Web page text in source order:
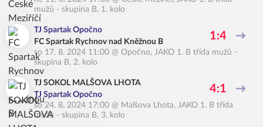
mužů - skupina B, 1. kolo
TJ Spartak Opočno
FC Spartak Rychnov nad Kněžnou B
1:4
so 17. 8. 2024 11:00 @ Opočno, JAKO 1. B třída mužů -
skupina B, 2. kolo
TJ SOKOL MALŠOVA LHOTA
TJ Spartak Opočno
4:1
so 24. 8. 2024 17:00 @ Malšova Lhota, JAKO 1. B třída
mužů - skupina B, 3. kolo